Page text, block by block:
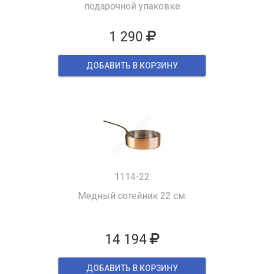
подарочной упаковке
1 290
ДОБАВИТЬ В КОРЗИНУ
1114-22
Медный сотейник 22 см.
14 194
ДОБАВИТЬ В КОРЗИНУ